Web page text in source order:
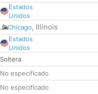
Estados
Unidos
Chicago, Illinois
Estados
Unidos
Soltera
No especificado
No especificado